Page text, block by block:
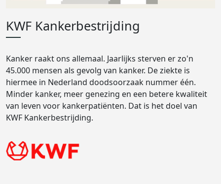
KWF Kankerbestrijding
Kanker raakt ons allemaal. Jaarlijks sterven er zo'n
45.000 mensen als gevolg van kanker. De ziekte is
hiermee in Nederland doodsoorzaak nummer één.
Minder kanker, meer genezing en een betere kwaliteit
van leven voor kankerpatiënten. Dat is het doel van
KWF Kankerbestrijding.